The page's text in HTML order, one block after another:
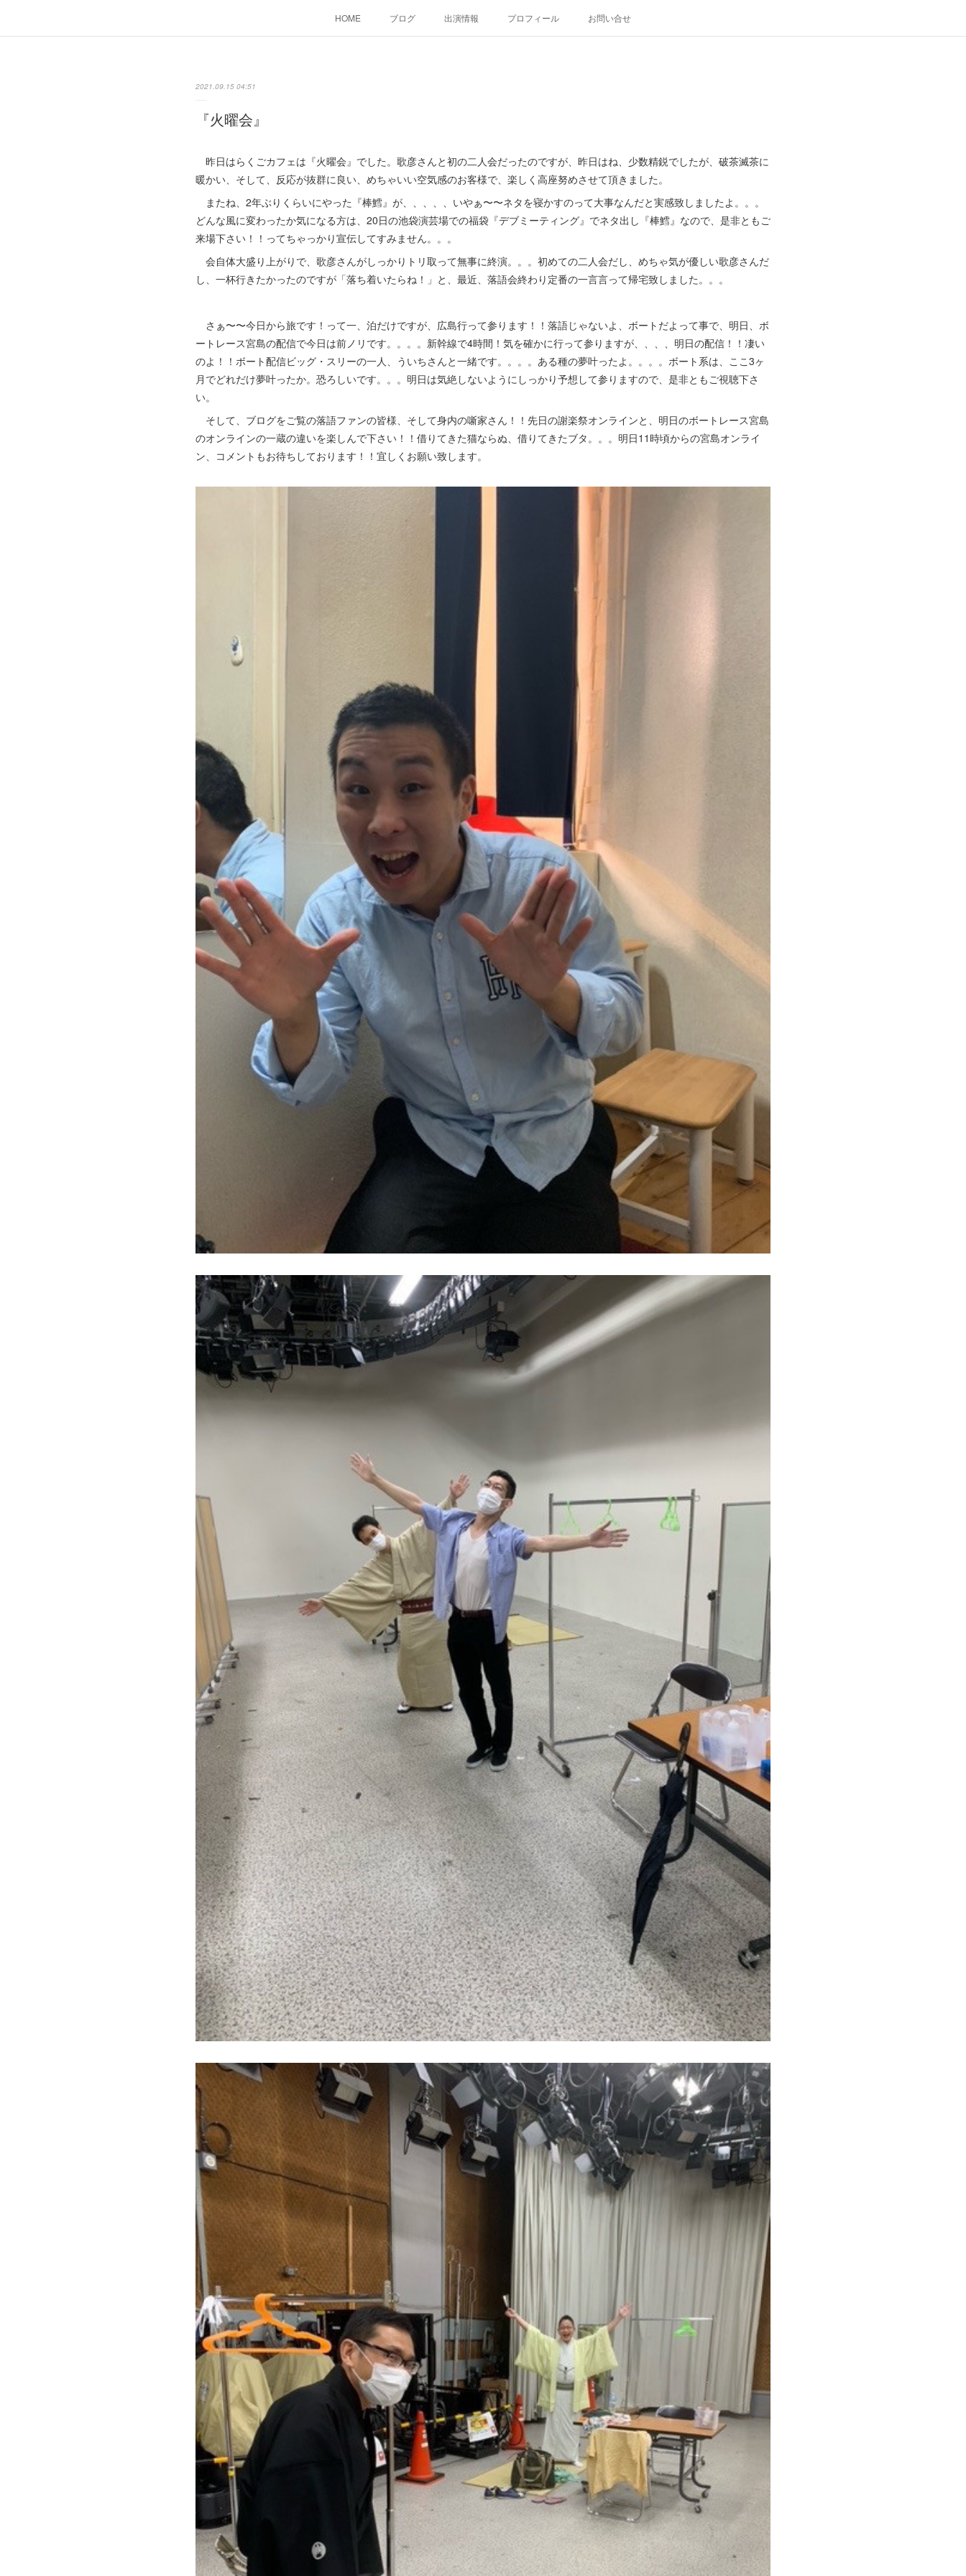
HOME ブログ 出演情報 プロフィール お問い合せ
2021.09.15 04:51
『火曜会』
昨日はらくごカフェは『火曜会』でした。歌彦さんと初の二人会だったのですが、昨日はね、少数精鋭でしたが、破茶滅茶に
暖かい、そして、反応が抜群に良い、めちゃいい空気感のお客様で、楽しく高座努めさせて頂きました。
またね、2年ぶりくらいにやった『棒鱈』が、、、、、いやぁ〜〜ネタを寝かすのって大事なんだと実感致しましたよ。。。
どんな風に変わったか気になる方は、20日の池袋演芸場での福袋『デブミーティング』でネタ出し『棒鱈』なので、是非ともご
来場下さい！！ってちゃっかり宣伝してすみません。。。
会自体大盛り上がりで、歌彦さんがしっかりトリ取って無事に終演。。。初めての二人会だし、めちゃ気が優しい歌彦さんだ
し、一杯行きたかったのですが「落ち着いたらね！」と、最近、落語会終わり定番の一言言って帰宅致しました。。。
さぁ〜〜今日から旅です！って一、泊だけですが、広島行って参ります！！落語じゃないよ、ボートだよって事で、明日、ボ
ートレース宮島の配信で今日は前ノリです。。。。新幹線で4時間！気を確かに行って参りますが、、、、明日の配信！！凄い
のよ！！ボート配信ビッグ・スリーの一人、ういちさんと一緒です。。。。ある種の夢叶ったよ。。。。ボート系は、ここ3ヶ
月でどれだけ夢叶ったか。恐ろしいです。。。明日は気絶しないようにしっかり予想して参りますので、是非ともご視聴下さ
い。
そして、ブログをご覧の落語ファンの皆様、そして身内の噺家さん！！先日の謝楽祭オンラインと、明日のボートレース宮島
のオンラインの一蔵の違いを楽しんで下さい！！借りてきた猫ならぬ、借りてきたブタ。。。明日11時頃からの宮島オンライ
ン、コメントもお待ちしております！！宜しくお願い致します。